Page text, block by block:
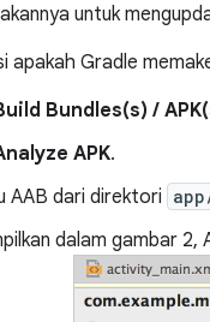
untuk
apakah Gradle
Bundles(s) /
APK.
AAB dari direktori
dalam gambar 2,